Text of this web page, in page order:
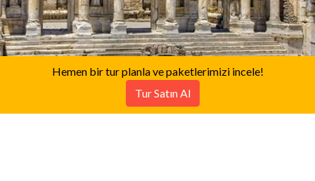
Hemen bir tur planla ve paketlerimizi incele!
Tur Satın Al